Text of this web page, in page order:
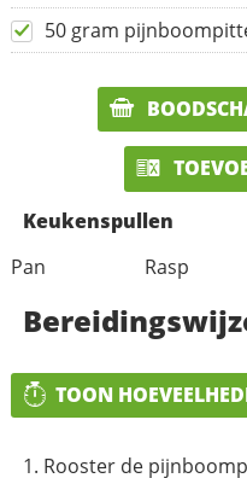
50 gram
Keukenspullen
Pan
Rasp
TOON
Rooster de